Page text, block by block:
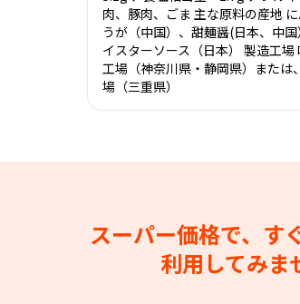
肉、豚肉、ごま 主な原料の産地
うが（中国）、甜麺醤(日本、中
イスターソース（日本） 製造工場
工場（神奈川県・静岡県）または
場（三重県）
スーパー価格で、す
利用してみま